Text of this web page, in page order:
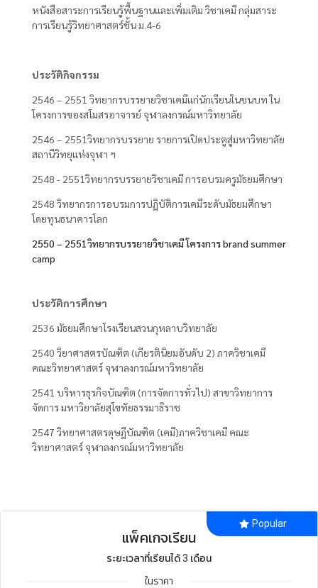
หนังสือสาระการเรียนรู้พื้นฐานและเพิ่มเติม วิชาเคมี กลุ่มสาระ
การเรียนรู้วิทยาศาสตร์ชั้น ม.4-6
ประวัติกิจกรรม
2546 – 2551 วิทยากรบรรยายวิชาเคมีแก่นักเรียนในชนบท ใน
โครงการของสโมสรอาจารย์ จุฬาลงกรณ์มหาวิทยาลัย
2546 – 2551วิทยากรบรรยาย รายการเปิดประตูสู่มหาวิทยาลัย
สถานีวิทยุแห่งจุฬา ฯ
2548 - 2551วิทยากรบรรยายวิชาเคมี การอบรมครูมัธยมศึกษา
2548 วิทยากรการอบรมการปฏิบัติการเคมีระดับมัธยมศึกษา
โดยทุนธนาคารโลก
2550 – 2551วิทยากรบรรยายวิชาเคมี โครงการ brand summer
camp
ประวัติการศึกษา
2536 มัธยมศึกษาโรงเรียนสวนกุหลาบวิทยาลัย
2540 วิยาศาสตรบัณฑิต (เกียรตินิยมอันดับ 2) ภาควิชาเคมี
คณะวิทยาศาสตร์ จุฬาลงกรณ์มหาวิทยาลัย
2541 บริหารธุรกิจบัณฑิต (การจัดการทั่วไป) สาขาวิทยาการ
จัดการ มหาวิยาลัยสุโขทัยธรรมาธิราช
2547 วิทยาศาสตรดุษฎีบัณฑิต (เคมี)ภาควิชาเคมี คณะ
วิทยาศาสตร์ จุฬาลงกรณ์มหาวิทยาลัย
Popular
แพ็คเกจเรียน
ระยะเวลาที่เรียนได้ 3 เดือน
ในราคา